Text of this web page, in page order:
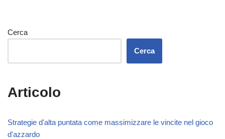
Cerca
Cerca
Articolo
Strategie d'alta puntata come massimizzare le vincite nel gioco
d'azzardo